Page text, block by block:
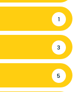
1
3
5